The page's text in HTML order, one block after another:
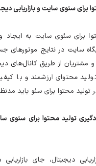
برای سئوی سایت و بازاریابی
برای سئوی سایت به ایجاد
مشتریان از طریق کانال‌های
محتوای ارزشمند و با
محتوا برای سئو باید مدنظر
تولید محتوا برای سئوی
دیجیتال، جای